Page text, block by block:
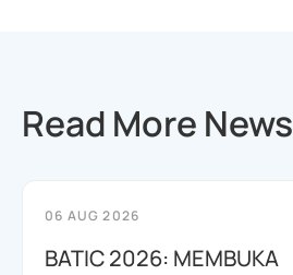
Read More News
06 AUG 2026
BATIC 2026: MEMBUKA